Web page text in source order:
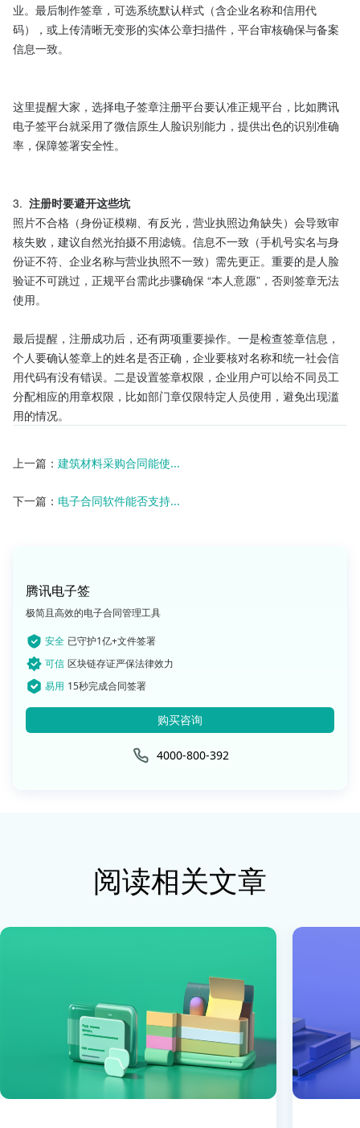
业。最后制作签章，可选系统默认样式（含企业名称和信用代
码），或上传清晰无变形的实体公章扫描件，平台审核确保与备案
信息一致。​
这里提醒大家，选择电子签章注册平台要认准正规平台，比如腾讯
电子签平台就采用了微信原生人脸识别能力，提供出色的识别准确
率，保障签署安全性。
3. 注册时要避开这些坑
照片不合格（身份证模糊、有反光，营业执照边角缺失）会导致审
核失败，建议自然光拍摄不用滤镜。信息不一致（手机号实名与身
份证不符、企业名称与营业执照不一致）需先更正。重要的是人脸
验证不可跳过，正规平台需此步骤确保 “本人意愿”，否则签章无法
使用。​
最后提醒，注册成功后，还有两项重要操作。一是检查签章信息，
个人要确认签章上的姓名是否正确，企业要核对名称和统一社会信
用代码有没有错误。二是设置签章权限，企业用户可以给不同员工
分配相应的用章权限，比如部门章仅限特定人员使用，避免出现滥
用的情况。
上一篇： 建筑材料采购合同能使...
下一篇： 电子合同软件能否支持...
腾讯电子签
极简且高效的电子合同管理工具
安全 已守护1亿+文件签署
可信 区块链存证严保法律效力
易用 15秒完成合同签署
购买咨询
4000-800-392
阅读相关文章